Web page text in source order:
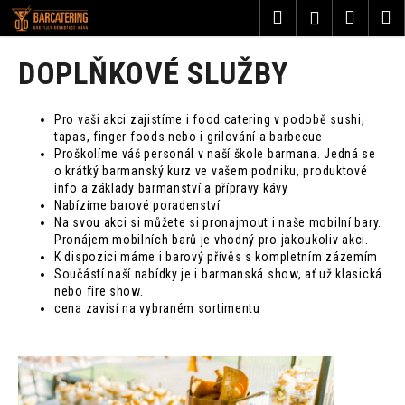
Přejít
obsah
HledatPřihlášení
DOPLŇKOVÉ SLUŽBY
Pro vaši akci zajistíme i food catering v podobě sushi,
tapas, finger foods nebo i grilování a barbecue
Proškolíme váš personál v naší škole barmana. Jedná se
o krátký barmanský kurz ve vašem podniku, produktové
info a základy barmanství a přípravy kávy
Nabízíme barové poradenství
Na svou akci si můžete si pronajmout i naše mobilní bary.
Pronájem mobilních barů je vhodný pro jakoukoliv akci.
K dispozici máme i barový přívěs s kompletním zázemím
Součástí naší nabídky je i barmanská show, ať už klasická
nebo fire show.
cena zavisí na vybraném sortimentu
K
o
t
e